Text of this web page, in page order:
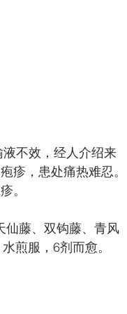
不效，经人介绍来
疹，患处痛热难忍。
。
仙藤、双钩藤、青风
煎服，6剂而愈。